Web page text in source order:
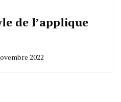
de l’applique
2022